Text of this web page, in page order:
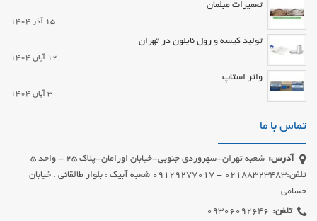
تعمیرات مبلمان
15 آذر 1404
تولید کیسه و رول نایلون در تهران
12 آبان 1404
واتر استاپ
3 آبان 1404
تماس با ما
آدرس:
شعبه تهران-سهروردی جنوبی-خیابان اورامان-پلاک 25 - واحد 5
تلفن:02188323483 - 09129277017 شعبه آبیک : بلوار طالقانی . خیابان
حسامی
تلفن: